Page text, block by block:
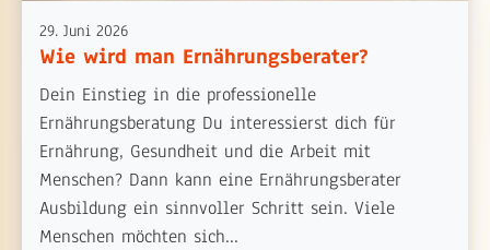
29. Juni 2026
Wie wird man Ernährungsberater?
Dein Einstieg in die professionelle
Ernährungsberatung Du interessierst dich für
Ernährung, Gesundheit und die Arbeit mit
Menschen? Dann kann eine Ernährungsberater
Ausbildung ein sinnvoller Schritt sein. Viele
Menschen möchten sich...